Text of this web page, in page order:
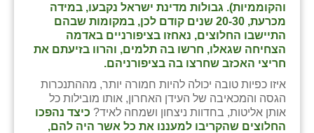
והקוממיות). גבולות מדינת ישראל נקבעו, במידה
מכרעת, 20-30 שנים קודם לכן, במקומות שבהם
התיישבו החלוצים, נאחזו בציפורניים באדמה
הצחיחה שגאלו, חרשו בה תלמים, והרוו בזיעתם את
חריצי האכזב שחרצו בה בציפורניהם.
איזו כפיות טובה יכולה להיות חמורה יותר, מההתנכרות
הגסה והמכאיבה של העידן האחרון, אותו מובילות כל
אותן אליטות, בחדוות ניצחון ושמחה לאיד? כיצד נהפכו
החלוצים שהקריבו למעננו את כל אשר היה להם,
עמרים
קורנית
קלחים
רועי
רימונים